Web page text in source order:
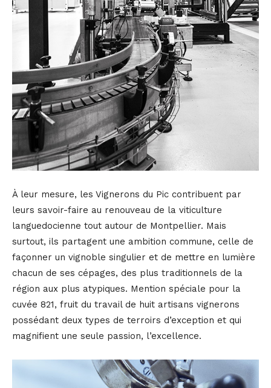
À leur mesure, les Vignerons du Pic contribuent par
leurs savoir-faire au renouveau de la viticulture
languedocienne tout autour de Montpellier. Mais
surtout, ils partagent une ambition commune, celle de
façonner un vignoble singulier et de mettre en lumière
chacun de ses cépages, des plus traditionnels de la
région aux plus atypiques. Mention spéciale pour la
cuvée 821, fruit du travail de huit artisans vignerons
possédant deux types de terroirs d’exception et qui
magnifient une seule passion, l’excellence.